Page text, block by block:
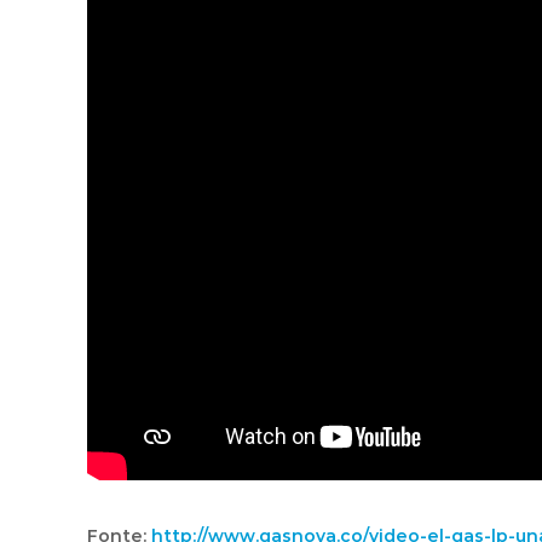
Fonte: http://www.gasnova.co/video-el-gas-lp-